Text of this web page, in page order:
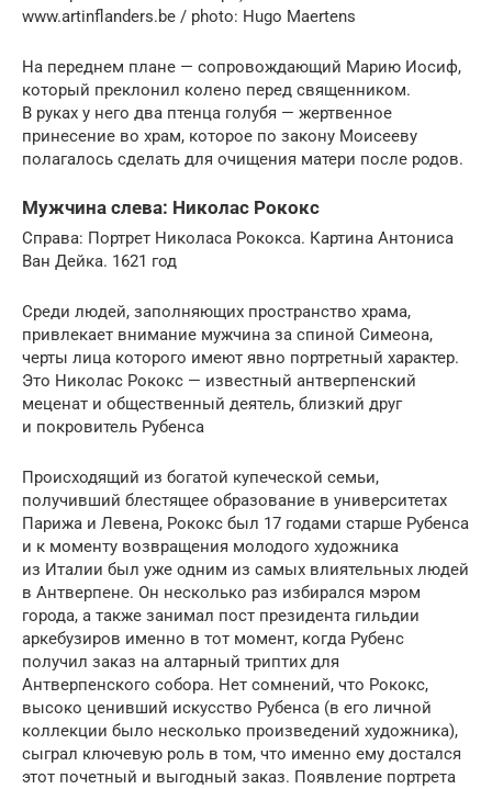
www.artinflanders.be / photo: Hugo Maertens
На переднем плане — сопровождающий Марию Иосиф,
который преклонил колено перед священником.
В руках у него два птенца голубя — жертвенное
принесение во храм, которое по закону Моисееву
полагалось сделать для очи­ще­ния матери после родов.
Мужчина слева: Николас Рококс
Справа: Портрет Николаса Рококса. Картина Антониса
Ван Дейка. 1621 год
Среди людей, заполняющих пространство храма,
привлекает внимание мужчина за спиной Симеона,
черты лица которого имеют явно портретный характер.
Это Николас Рококс — известный антверпенский
меценат и обще­ственный деятель, близкий друг
и покровитель Рубенса
Происходящий из бо­га­той купеческой семьи,
получивший блестящее образование в универ­ситетах
Парижа и Левена, Рококс был 17 годами старше Рубенса
и к моменту возвра­щения молодого художника
из Италии был уже одним из самых влиятельных людей
в Антверпене. Он несколько раз избирался мэром
города, а также зани­мал пост президента гильдии
аркебузиров именно в тот момент, когда Рубенс
получил заказ на алтарный триптих для
Антверпенского собора. Нет сомнений, что Рококс,
высоко ценивший искусство Рубенса (в его личной
коллекции было несколько произведений художника),
сыграл ключевую роль в том, что именно ему достался
этот почетный и выгодный заказ. Появление портрета